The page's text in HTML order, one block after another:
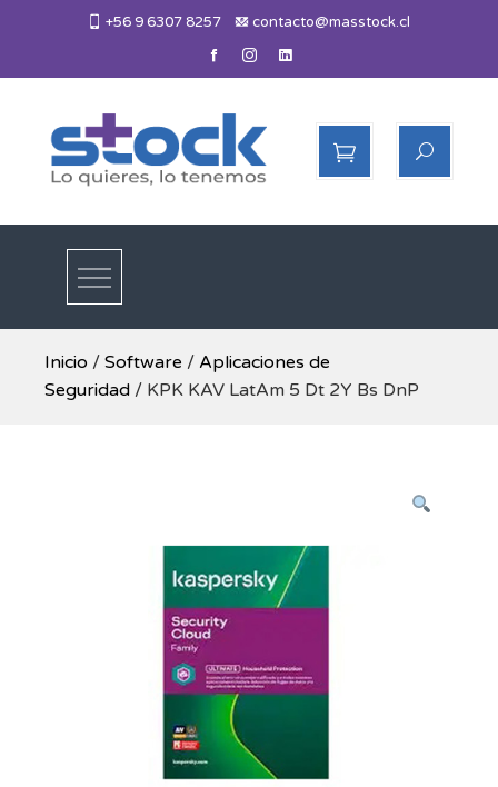
+56 9 6307 8257 contacto@masstock.cl
Más Stock
Inicio / Software / Aplicaciones de
Seguridad / KPK KAV LatAm 5 Dt 2Y Bs DnP